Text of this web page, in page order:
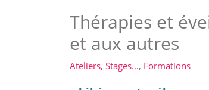
Thérapies et
et aux autres
Ateliers, Stages..., Formations